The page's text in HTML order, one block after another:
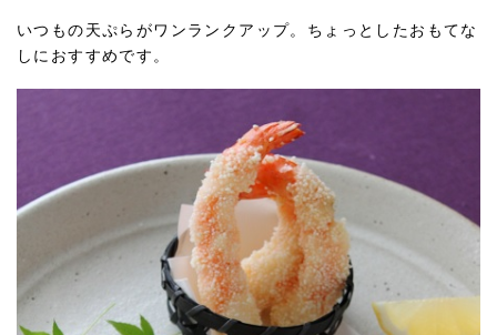
いつもの天ぷらがワンランクアップ。ちょっとしたおもてな
しにおすすめです。